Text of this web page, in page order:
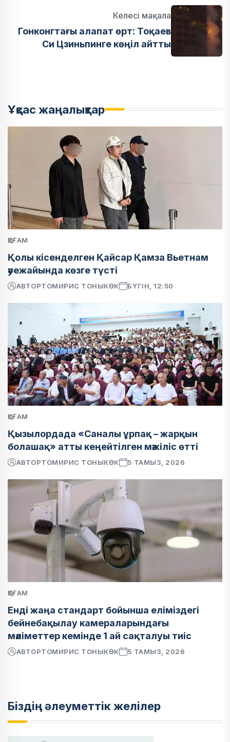
Келесі мақала
Гонконгтағы алапат өрт: Тоқаев
Си Цзиньпинге көңіл айтты
Ұқсас жаңалықтар
ҚОҒАМ
Қолы кісенделген Қайсар Қамза Вьетнам
әуежайында көзге түсті
АВТОРТОМИРИС ТОНЫКӨК БҮГІН, 12:50
ҚОҒАМ
Қызылордада «Саналы ұрпақ – жарқын
болашақ» атты кеңейтілген мәжіліс өтті
АВТОРТОМИРИС ТОНЫКӨК 5 ТАМЫЗ, 2026
ҚОҒАМ
Енді жаңа стандарт бойынша еліміздегі
бейнебақылау камераларындағы
мәліметтер кемінде 1 ай сақталуы тиіс
АВТОРТОМИРИС ТОНЫКӨК 5 ТАМЫЗ, 2026
Біздің әлеуметтік желілер